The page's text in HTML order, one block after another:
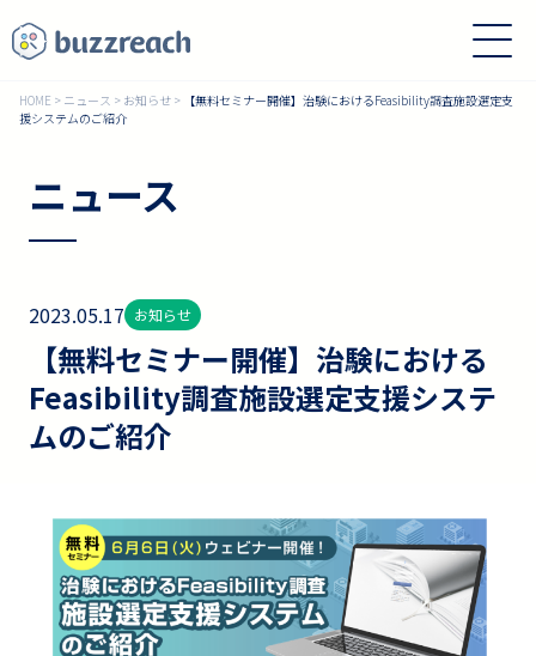
HOME > ニュース > お知らせ > 【無料セミナー開催】治験におけるFeasibility調査施設選定支
援システムのご紹介
ニュース
2023.05.17 お知らせ
【無料セミナー開催】治験における
Feasibility調査施設選定支援システ
ムのご紹介